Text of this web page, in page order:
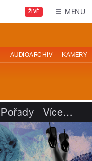
ŽIVĚ MENU
AUDIOARCHIV KAMERY
Pořady Více…